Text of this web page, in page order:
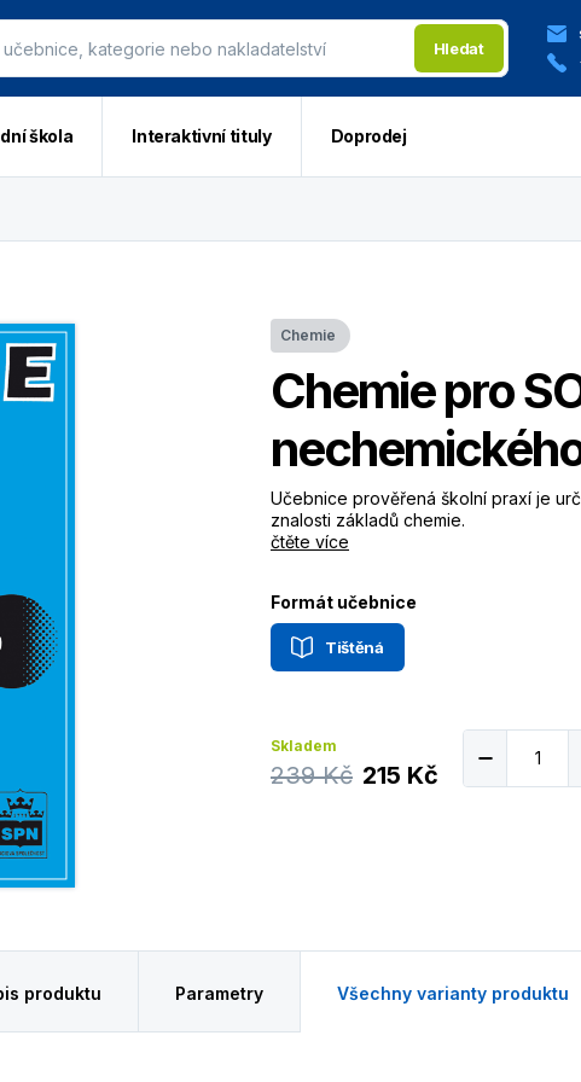
Hledat
škola Interaktivní tituly Doprodej
Chemie
Chemie pro
Učebnice prověřená školní praxí je
znalosti základů chemie.
čtěte více
Formát učebnice
Tištěná
Skladem
239 Kč 215 Kč
produktu Parametry Všechny varianty produktu